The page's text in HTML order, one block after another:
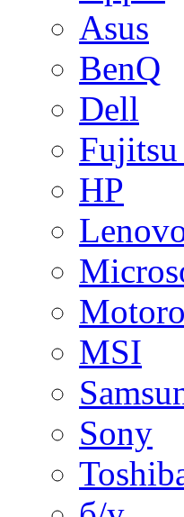
Asus
BenQ
Dell
Fujitsu
HP
MSI
Sony